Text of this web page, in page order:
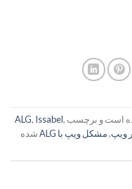
است و برچسب ALG, Issabel,
ویپ,مشکل ویپ با ALG
شده